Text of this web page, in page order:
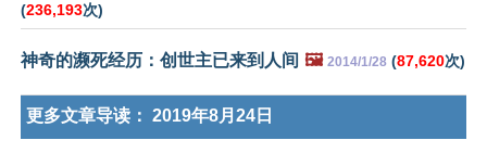
(236,193次)
神奇的濒死经历：创世主已来到人间 🖼️ 2014/1/28 (87,620次)
更多文章导读： 2019年8月24日